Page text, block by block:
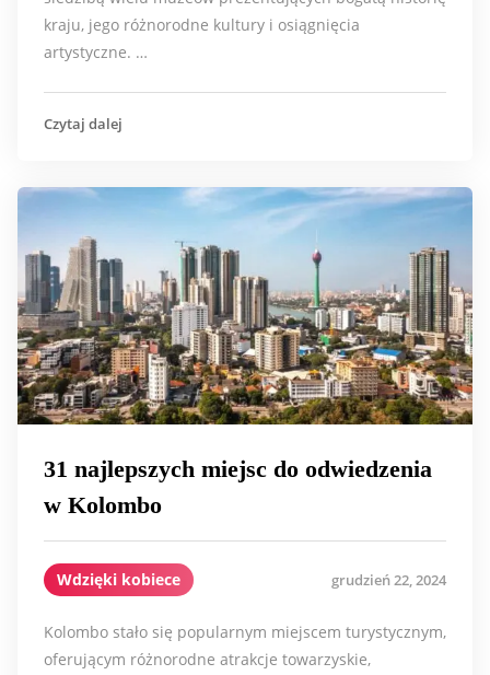
kraju, jego różnorodne kultury i osiągnięcia
artystyczne. …
Czytaj dalej
31 najlepszych miejsc do odwiedzenia
w Kolombo
Wdzięki kobiece grudzień 22, 2024
Kolombo stało się popularnym miejscem turystycznym,
oferującym różnorodne atrakcje towarzyskie,